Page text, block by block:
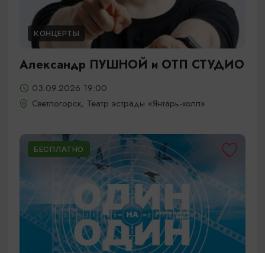
КОНЦЕРТЫ
Александр ПУШНОЙ и ОТП СТУДИО
03.09.2026 19:00
Светлогорск, Театр эстрады «Янтарь-холл»
БЕСПЛАТНО